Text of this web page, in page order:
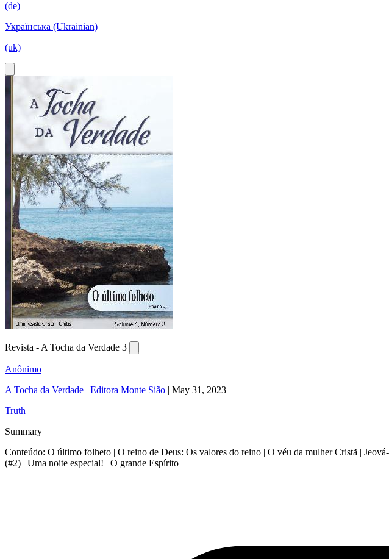
(de)
Українська (Ukrainian)
(uk)
Revista - A Tocha da Verdade 3
Anônimo
A Tocha da Verdade | Editora Monte Sião | May 31, 2023
Truth
Summary
Conteúdo: O último folheto | O reino de Deus: Os valores do reino | O véu da mulher Cristã |
(#2) | Uma noite especial! | O grande Espírito